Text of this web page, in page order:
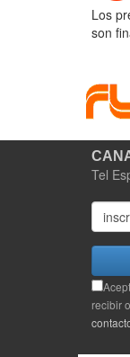
Los
son
Tel
recibir